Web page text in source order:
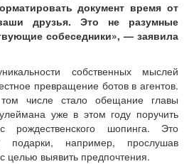
документ время от
друзья. Это не разумные
собеседники», — заявила
собственных мыслей
превращение ботов в агентов.
числе стало обещание главы
уже в этом году поручить
рождественского шопинга. Это
подарки, например, прослушав
целью выявить предпочтения.